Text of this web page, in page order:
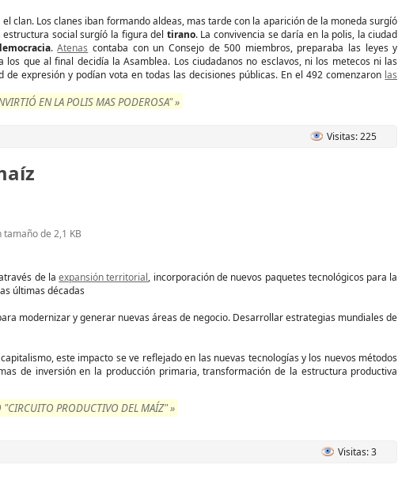
el clan. Los clanes iban formando aldeas, mas tarde con la aparición de la moneda surgíó
social surgíó la figura del tirano. La convivencia se daría en la polis, la ciudad
.Atenas contaba con un Consejo de 500 miembros, preparaba las leyes y
que al final decidía la Asamblea. Los ciudadanos no esclavos, ni los metecos ni las
expresión y podían vota en todas las decisiones públicas. En el 492 comenzaron las
EN LA POLIS MAS PODEROSA" »
Visitas: 225
de 2,1 KB
de laexpansión territorial, incorporación de nuevos paquetes tecnológicos para la
últimas décadas
modernizar y generar nuevas áreas de negocio. Desarrollar estrategias mundiales de
este impacto se ve reflejado en las nuevas tecnologías y los nuevos métodos
de inversión en la producción primaria, transformación de la estructura productiva
"CIRCUITO PRODUCTIVO DEL MAÍZ" »
Visitas: 3